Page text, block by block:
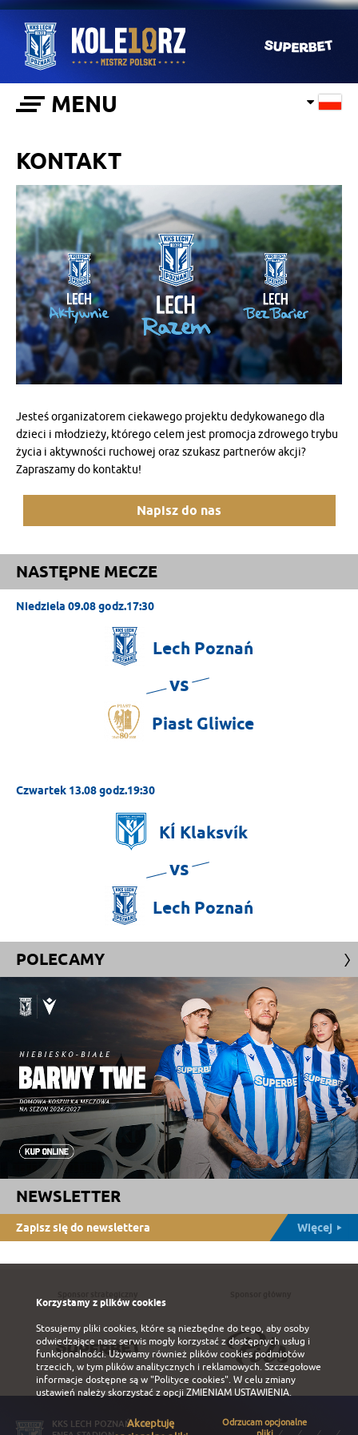
MENU
KONTAKT
Jesteś organizatorem ciekawego projektu dedykowanego dla
dzieci i młodzieży, którego celem jest promocja zdrowego trybu
życia i aktywności ruchowej oraz szukasz partnerów akcji?
Zapraszamy do kontaktu!
Napisz do nas
NASTĘPNE MECZE
Niedziela 09.08 godz.17:30
Lech Poznań
vs
Piast Gliwice
Czwartek 13.08 godz.19:30
KÍ Klaksvík
vs
Lech Poznań
POLECAMY
NEWSLETTER
Zapisz się do newslettera Więcej
KKS LECH POZNAŃ S.A.
Korzystamy z plików cookies
Stosujemy pliki cookies, które są niezbędne do tego, aby osoby
odwiedzające nasz serwis mogły korzystać z dostępnych usług i
funkcjonalności. Używamy również plików cookies podmiotów
trzecich, w tym plików analitycznych i reklamowych. Szczegołowe
informacje dostępne są w"Polityce cookies". W celu zmiany
ustawień należy skorzystać z opcji ZMIENIAM USTAWIENIA.
Akceptuję
Odrzucam opcjonalne